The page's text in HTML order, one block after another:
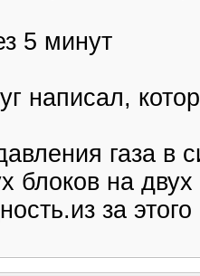
5 минут
написал,
газа в
блоков на
за